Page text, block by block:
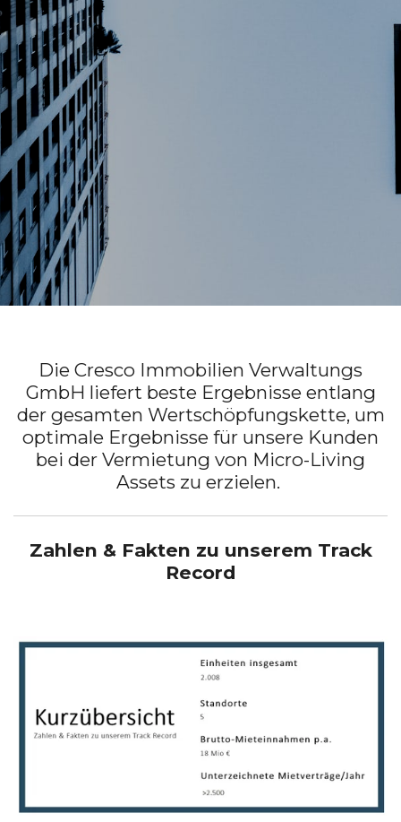
Die Cresco Immobilien Verwaltungs
GmbH liefert beste Ergebnisse entlang
der gesamten Wertschöpfungskette, um
optimale Ergebnisse für unsere Kunden
bei der Vermietung von Micro-Living
Assets zu erzielen.
Zahlen & Fakten zu unserem Track
Record